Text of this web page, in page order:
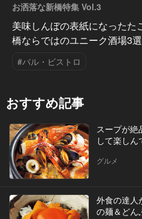
お洒落な新橋特集 Vol.3
美味しんぼの表紙になったた
橋ならではのユニーク酒場3選
#バル・ビストロ
おすすめ記事
スープが絶
して楽し
グルメ
外食の達人
の麺＆どん